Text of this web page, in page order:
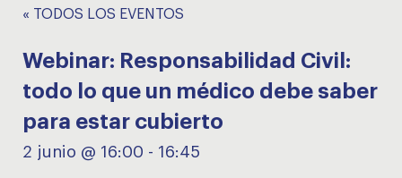
« TODOS LOS EVENTOS
Webinar: Responsabilidad Civil:
todo lo que un médico debe saber
para estar cubierto
2 junio @ 16:00 - 16:45